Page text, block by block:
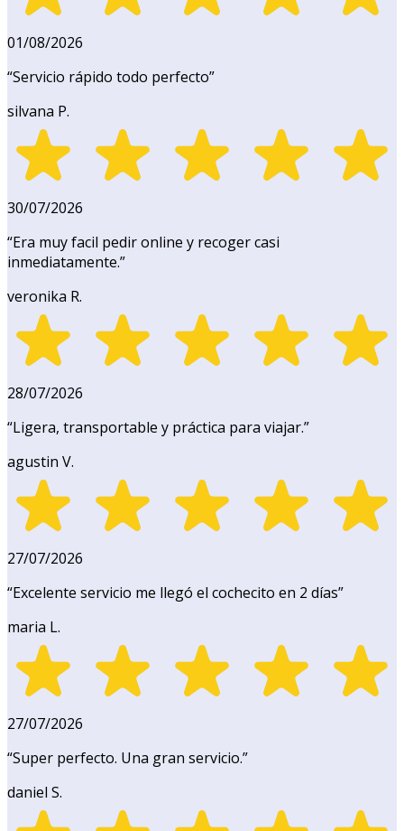
01/08/2026
“Servicio rápido todo perfecto”
silvana P.
30/07/2026
“Era muy facil pedir online y recoger casi
inmediatamente.”
veronika R.
28/07/2026
“Ligera, transportable y práctica para viajar.”
agustin V.
27/07/2026
“Excelente servicio me llegó el cochecito en 2 días”
maria L.
27/07/2026
“Super perfecto. Una gran servicio.”
daniel S.